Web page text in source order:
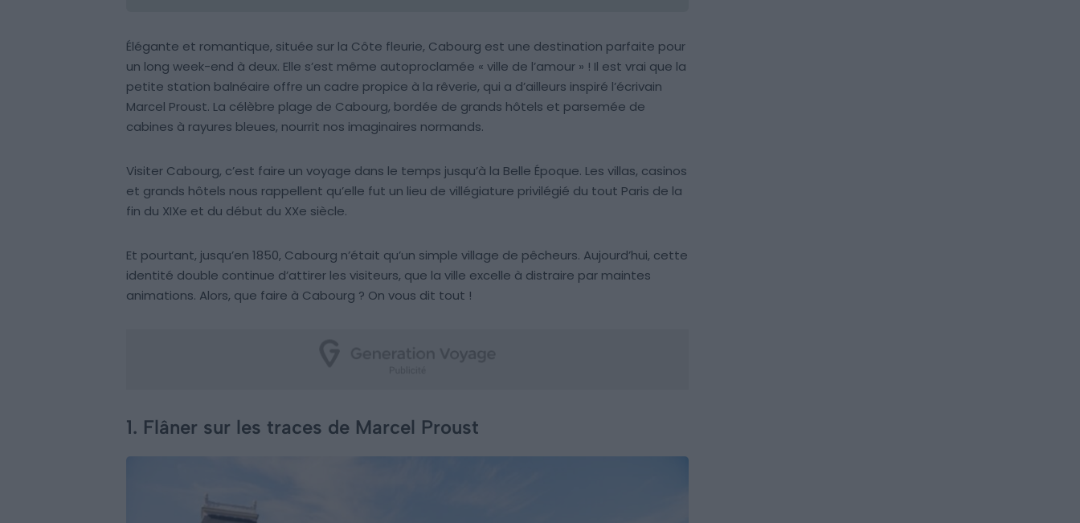
Élégante et romantique, située sur la Côte fleurie, Cabourg est une destination parfaite pour
un long week-end à deux. Elle s’est même autoproclamée « ville de l’amour » ! Il est vrai que la
petite station balnéaire offre un cadre propice à la rêverie, qui a d’ailleurs inspiré l’écrivain
Marcel Proust. La célèbre plage de Cabourg, bordée de grands hôtels et parsemée de
cabines à rayures bleues, nourrit nos imaginaires normands.
Visiter Cabourg, c’est faire un voyage dans le temps jusqu’à la Belle Époque. Les villas, casinos
et grands hôtels nous rappellent qu’elle fut un lieu de villégiature privilégié du tout Paris de la
fin du XIXe et du début du XXe siècle.
Et pourtant, jusqu’en 1850, Cabourg n’était qu’un simple village de pêcheurs. Aujourd’hui, cette
identité double continue d’attirer les visiteurs, que la ville excelle à distraire par maintes
animations. Alors, que faire à Cabourg ? On vous dit tout !
1. Flâner sur les traces de Marcel Proust